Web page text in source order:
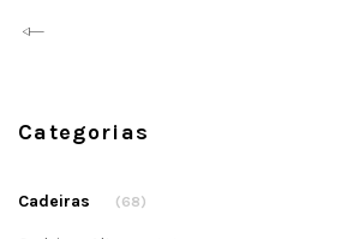
Prev
Categorias
Cadeiras (68)